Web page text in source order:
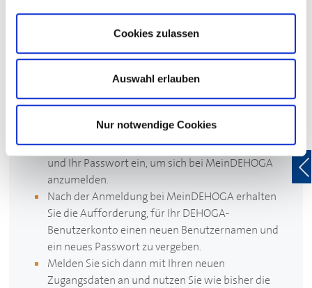
Cookies zulassen
Auswahl erlauben
Nur notwendige Cookies
Bitte beachten Sie:
Unsere neue Website erfordert bei Ihrem ersten Besuch
des Mitgliederbereichs eine einmalige Erneuerung Ihrer
Zugangsdaten für die Anmeldung bei Mein
Und so funktioniert’s:
Geben Sie wie gewohnt Ihren bekannten
Benutzernamen (entspricht Ihrer E-Mail-Adresse)
und Ihr Passwort ein, um sich bei MeinDEHOGA
anzumelden.
Nach der Anmeldung bei MeinDEHOGAerhalten
Sie die Aufforderung, für IhrDEHOGA-
Benutzerkonto einen neuen Benutzernamen und
ein neues Passwort zu vergeben.
Melden Sie sich dann mit Ihren neuen
Zugangsdaten an und nutzen Sie wie bisher die